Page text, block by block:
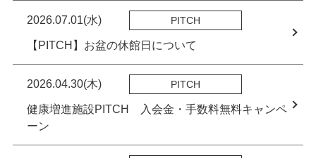
2026.07.01(水) PITCH
【PITCH】お盆の休館日について
2026.04.30(木) PITCH
健康増進施設PITCH 入会金・手数料無料キャンペ
ーン